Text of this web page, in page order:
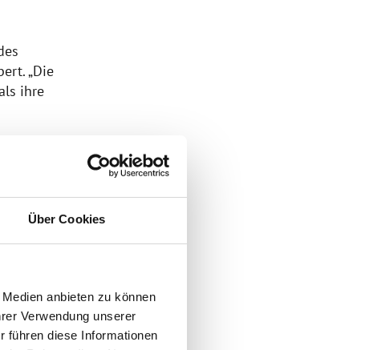
Über Cookies
anbieten zu können
Verwendung unserer
führen diese Informationen
„Die
ihre
Maschine
im